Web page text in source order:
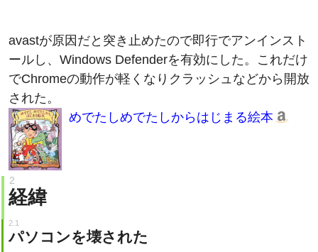
ールし、Windows Defenderを有効にした。これだけ
でChromeの動作が軽くなりクラッシュなどから開放
された。
経緯
マイクロソフトが筆者の同意なしにWindows8を